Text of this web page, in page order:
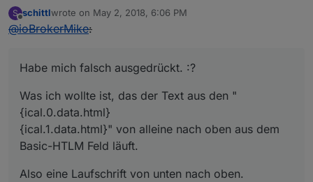
S
Offline
schittlwrote on May 2, 2018, 6:06 PM
last edited by
@ioBrokerMike:
Habe mich falsch ausgedrückt. :?
Was ich wollte ist, das der Text aus den "
{ical.0.data.html}
{ical.1.data.html}" von alleine nach oben aus dem
Basic-HTLM Feld läuft.
Also eine Laufschrift von unten nach oben.